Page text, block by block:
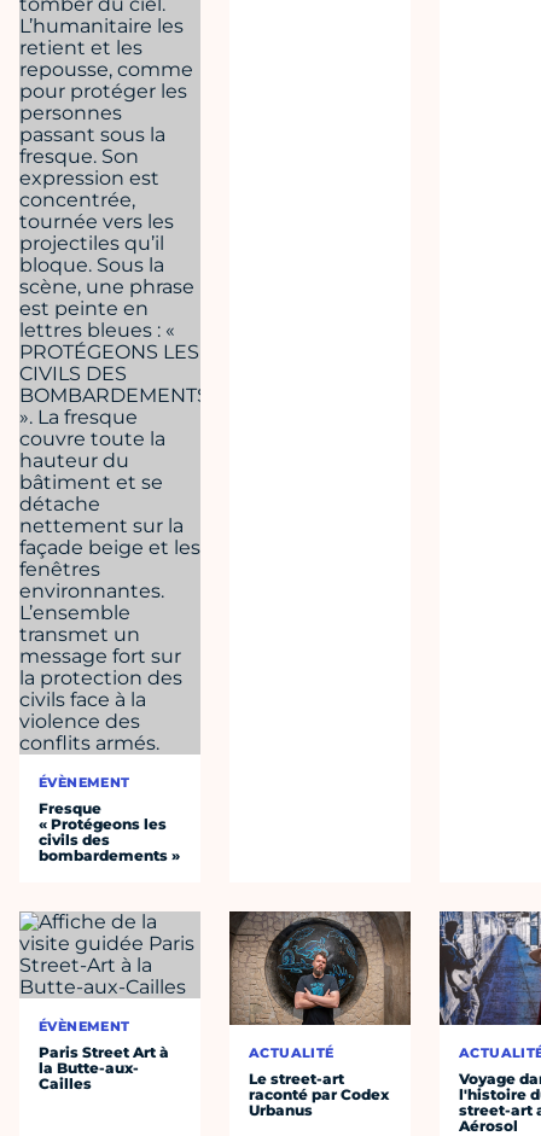
ÉVÈNEMENT
Fresque
« Protégeons les
civils des
bombardements »
ÉVÈNEMENT
Paris Street Art à
la Butte-aux-
Cailles
ACTUALITÉ
Le street-art
raconté par Codex
Urbanus
Voyage
l'histoire
street-art
Aérosol